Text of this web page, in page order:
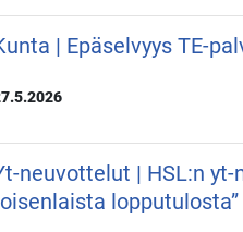
| Epäselvyys TE-
neuvottelut | HSL:n
lopputulosta”